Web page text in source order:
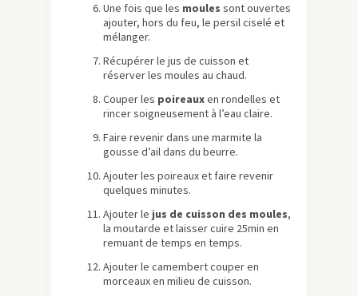
Une fois que les moules sont ouvertes
ajouter, hors du feu, le persil ciselé et
mélanger.
Récupérer le jus de cuisson et
réserver les moules au chaud.
Couper les poireauxen rondelles et
rincer soigneusement à l’eau claire.
Faire revenir dans une marmite la
gousse d’ail dans du beurre.
Ajouter les poireaux et faire revenir
quelques minutes.
Ajouter le jus de cuisson des moules,
la moutarde et laisser cuire 25min en
remuant de temps en temps.
Ajouter le camembert couper en
morceaux en milieu de cuisson.